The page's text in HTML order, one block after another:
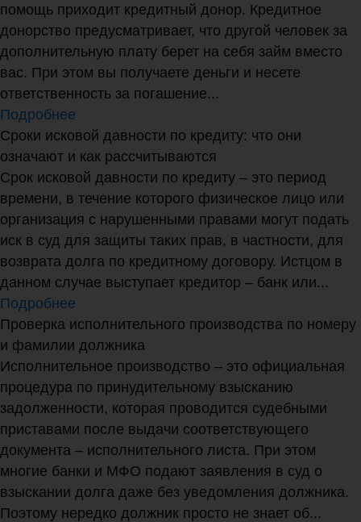
помощь приходит кредитный донор. Кредитное
донорство предусматривает, что другой человек за
дополнительную плату берет на себя займ вместо
вас. При этом вы получаете деньги и несете
ответственность за погашение...
Подробнее
Сроки исковой давности по кредиту: что они
означают и как рассчитываются
Срок исковой давности по кредиту – это период
времени, в течение которого физическое лицо или
организация с нарушенными правами могут подать
иск в суд для защиты таких прав, в частности, для
возврата долга по кредитному договору. Истцом в
данном случае выступает кредитор – банк или...
Подробнее
Проверка исполнительного производства по номеру
и фамилии должника
Исполнительное производство – это официальная
процедура по принудительному взысканию
задолженности, которая проводится судебными
приставами после выдачи соответствующего
документа – исполнительного листа. При этом
многие банки и МФО подают заявления в суд о
взыскании долга даже без уведомления должника.
Поэтому нередко должник просто не знает об...